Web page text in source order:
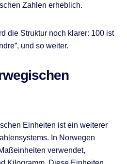
Zahlen erheblich.
die Struktur noch klarer: 100 ist
und so weiter.
Einheiten ist ein weiterer
In Norwegen
verwendet,